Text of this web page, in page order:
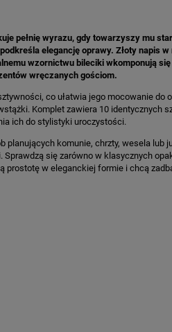
pełnię wyrazu, gdy towarzyszy mu
elegancję oprawy. Złoty napis
wzornictwu bileciki wkomponują
wręczanych gościom.
co ułatwia jego mocowanie
Komplet zawiera 10 identycznych
ich do stylistyki uroczystości.
komunie, chrzty, wesela lub
się zarówno w klasycznych
prostotę w eleganckiej formie i chcą